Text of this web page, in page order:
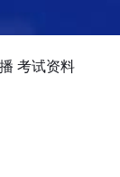
考试资料